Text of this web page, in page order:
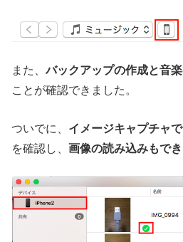
また、バックアップの作成と音
ことが確認できました。
ついでに、 イメージキャプチャ
を確認し、画像の読み込みもでき